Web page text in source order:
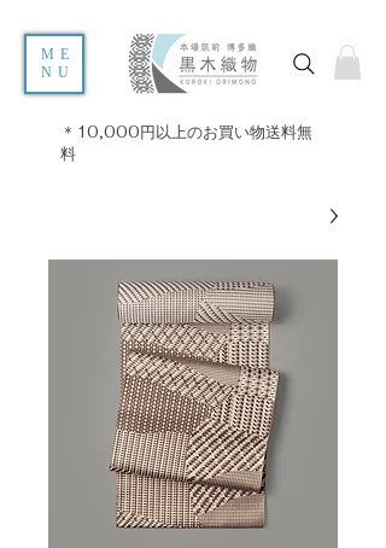
ME
NU
＊10,000円以上のお買い物送料無
料